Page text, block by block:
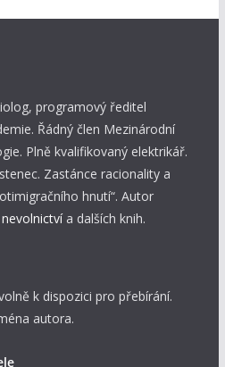
programový ředitel
Řádný člen Mezinárodní
Plně kvalifikovaný elektrikář.
Zastánce racionality a
hnutí“. Autor
a dalších knih.
k dispozici pro přebírání.
autora.